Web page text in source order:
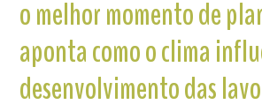
o melhor momento de
aponta como o clima
desenvolvimento das